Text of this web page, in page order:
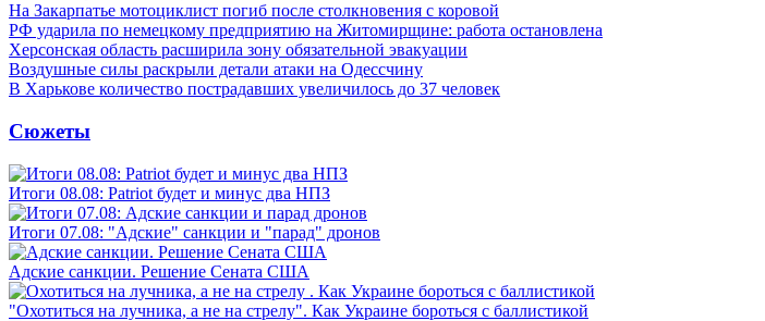
На Закарпатье мотоциклист погиб после столкновения с коровой
РФ ударила по немецкому предприятию на Житомирщине: работа остановлена
Херсонская область расширила зону обязательной эвакуации
Воздушные силы раскрыли детали атаки на Одессчину
В Харькове количество пострадавших увеличилось до 37 человек
Сюжеты
Итоги 08.08: Patriot будет и минус два НПЗ
Итоги 07.08: "Адские" санкции и "парад" дронов
Адские санкции. Решение Сената США
"Охотиться на лучника, а не на стрелу". Как Украине бороться с баллистикой